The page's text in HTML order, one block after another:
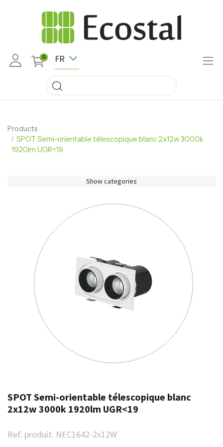
0 FR
Products
SPOT Semi-orientable télescopique blanc 2x12w 3000k
1920lm UGR<19
Show categories
SPOT Semi-orientable télescopique blanc
2x12w 3000k 1920lm UGR<19
Ref. produit: NEC1642-2x12W